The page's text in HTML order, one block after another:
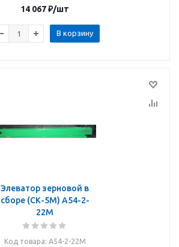
14 067₽/шт
В корзину
Элеватор зерновой в
сборе (СК-5М) А54-2-
22М
Код товара: А54-2-22М